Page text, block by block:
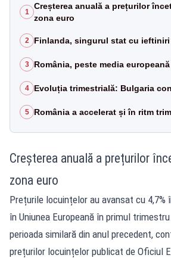
1
Creșterea anuală a prețurilor
zona euro
2 Finlanda, singurul stat cu
3 România, peste media europeană
4 Evoluția trimestrială: Bulgaria
5 România a accelerat și în ritm
Creșterea anuală a prețurilor
zona euro
Prețurile locuințelor au avansat cu 4,7%
în Uniunea Europeană în primul
perioada similară din anul precedent,
prețurilor locuințelor publicat de Oficiul